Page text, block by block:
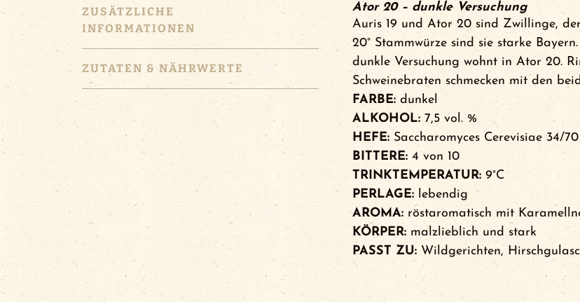
ZUSÄTZLICHE
INFORMATIONEN
ZUTATEN & NÄHRWERTE
Ator 20 – dunkle Versuchung
Auris 19 und Ator 20 sind Zwillinge,
20° Stammwürze sind sie starke
dunkle Versuchung wohnt in Ator 20.
Schweinebraten schmecken mit den
FARBE: dunkel
ALKOHOL:7,5 vol. %
HEFE: Saccharomyces Cerevisiae 34/70
BITTERE: 4 von 10
TRINKTEMPERATUR: 9°C
PERLAGE:lebendig
AROMA: röstaromatisch mit
KÖRPER: malzlieblich und stark
PASST ZU: Wildgerichten,